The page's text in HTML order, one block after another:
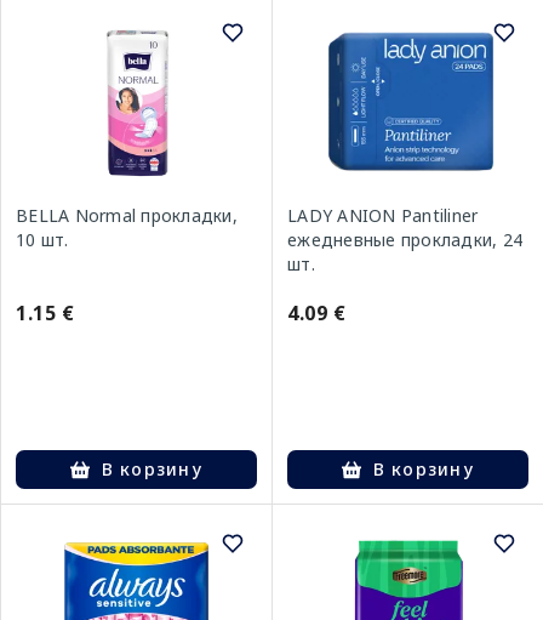
BELLA Normal прокладки,
10 шт.
1.15 €
В корзину
LADY ANION Pantiliner
ежедневные прокладки, 24
шт.
4.09 €
В корзину